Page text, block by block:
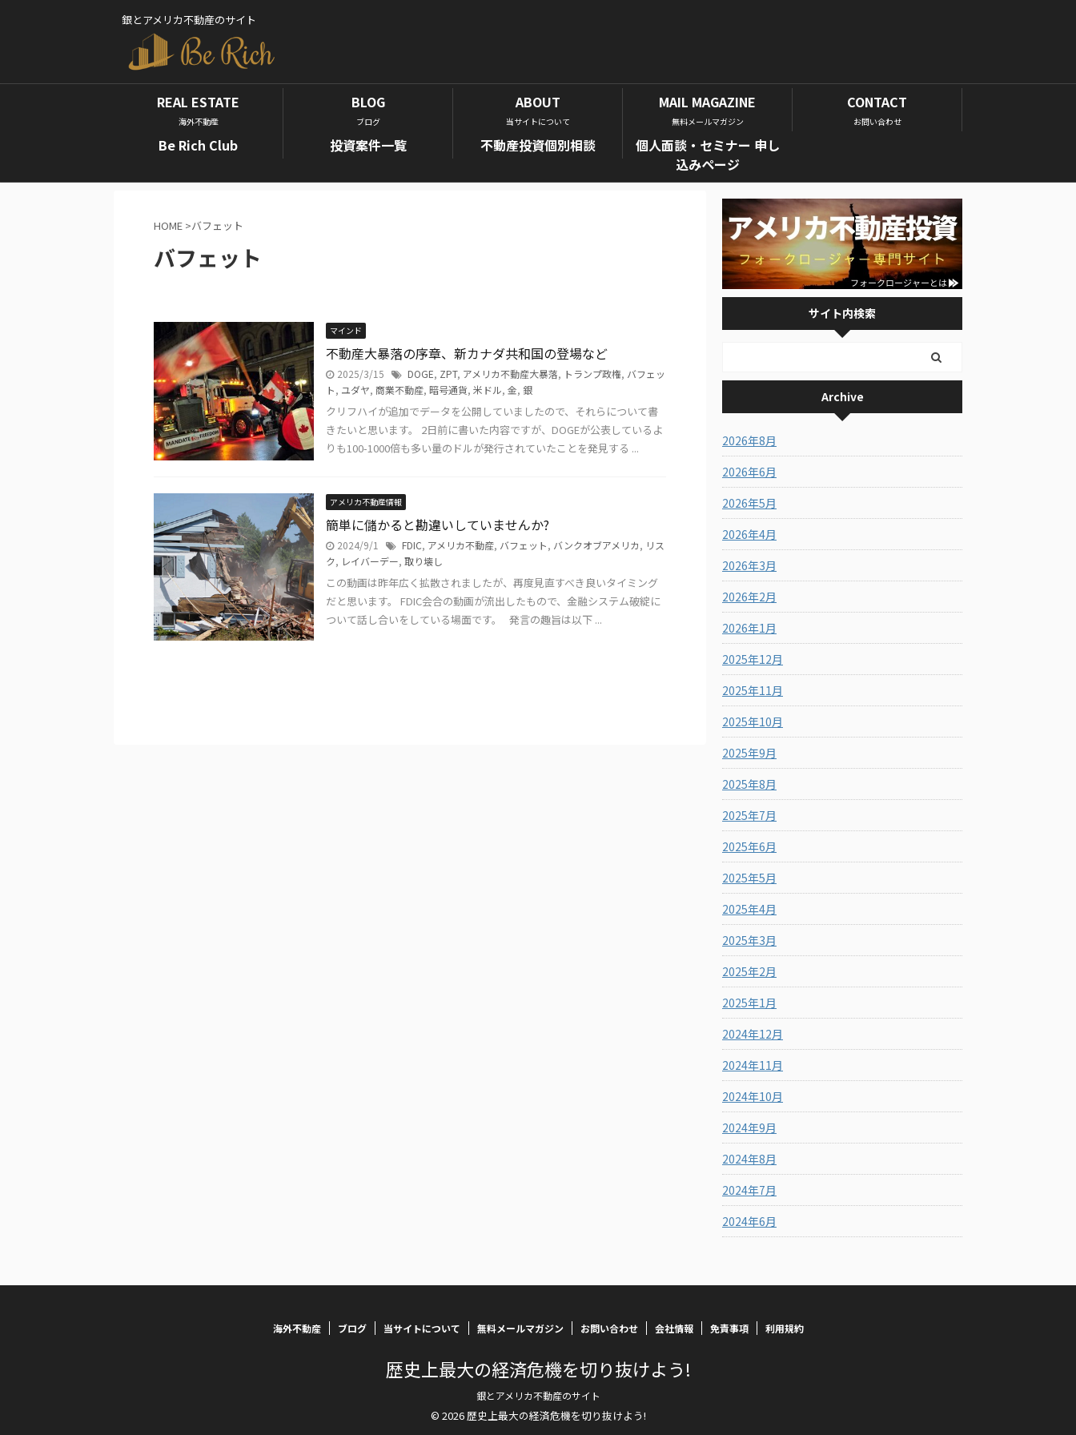
銀とアメリカ不動産のサイト
REAL ESTATE
海外不動産
BLOG
ブログ
ABOUT
当サイトについて
MAIL MAGAZINE
無料メールマガジン
CONTACT
お問い合わせ
Be Rich Club 投資案件一覧 不動産投資個別相談
個人面談・セミナー 申し
込みページ
HOME >バフェット
バフェット
マインド
不動産大暴落の序章、新カナダ共和国の登場など
2025/3/15 DOGE, ZPT, アメリカ不動産大暴落, トランプ政権, バフェッ
ト, ユダヤ, 商業不動産, 暗号通貨, 米ドル, 金, 銀
クリフハイが追加でデータを公開していましたので、それらについて書
きたいと思います。 2日前に書いた内容ですが、DOGEが公表しているよ
りも100-1000倍も多い量のドルが発行されていたことを発見する ...
アメリカ不動産情報
簡単に儲かると勘違いしていませんか?
2024/9/1 FDIC, アメリカ不動産, バフェット, バンクオブアメリカ, リス
ク, レイバーデー, 取り壊し
この動画は昨年広く拡散されましたが、再度見直すべき良いタイミング
だと思います。 FDIC会合の動画が流出したもので、金融システム破綻に
ついて話し合いをしている場面です。 発言の趣旨は以下 ...
サイト内検索
Archive
2026年8月
2026年6月
2026年5月
2026年4月
2026年3月
2026年2月
2026年1月
2025年12月
2025年11月
2025年10月
2025年9月
2025年8月
2025年7月
2025年6月
2025年5月
2025年4月
2025年3月
2025年2月
2025年1月
2024年12月
2024年11月
2024年10月
2024年9月
2024年8月
2024年7月
2024年6月
海外不動産 ブログ 当サイトについて 無料メールマガジン お問い合わせ 会社情報 免責事項 利用規約
歴史上最大の経済危機を切り抜けよう!
銀とアメリカ不動産のサイト
© 2026 歴史上最大の経済危機を切り抜けよう!